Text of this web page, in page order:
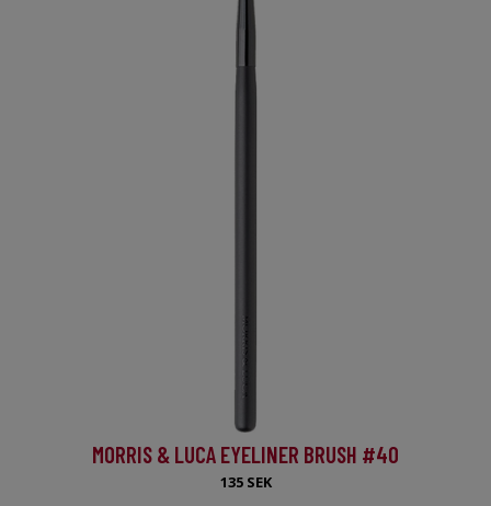
MORRIS & LUCA EYELINER BRUSH #40
135 SEK